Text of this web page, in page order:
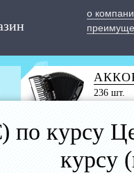
о
236 шт.
по курсу
курсу